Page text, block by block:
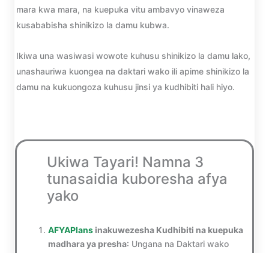
mara kwa mara, na kuepuka vitu ambavyo vinaweza
kusababisha shinikizo la damu kubwa.
Ikiwa una wasiwasi wowote kuhusu shinikizo la damu lako,
unashauriwa kuongea na daktari wako ili apime shinikizo la
damu na kukuongoza kuhusu jinsi ya kudhibiti hali hiyo.
Ukiwa Tayari! Namna 3
tunasaidia kuboresha afya
yako
AFYAPlans inakuwezesha Kudhibiti na kuepuka
madhara ya presha: Ungana na Daktari wako